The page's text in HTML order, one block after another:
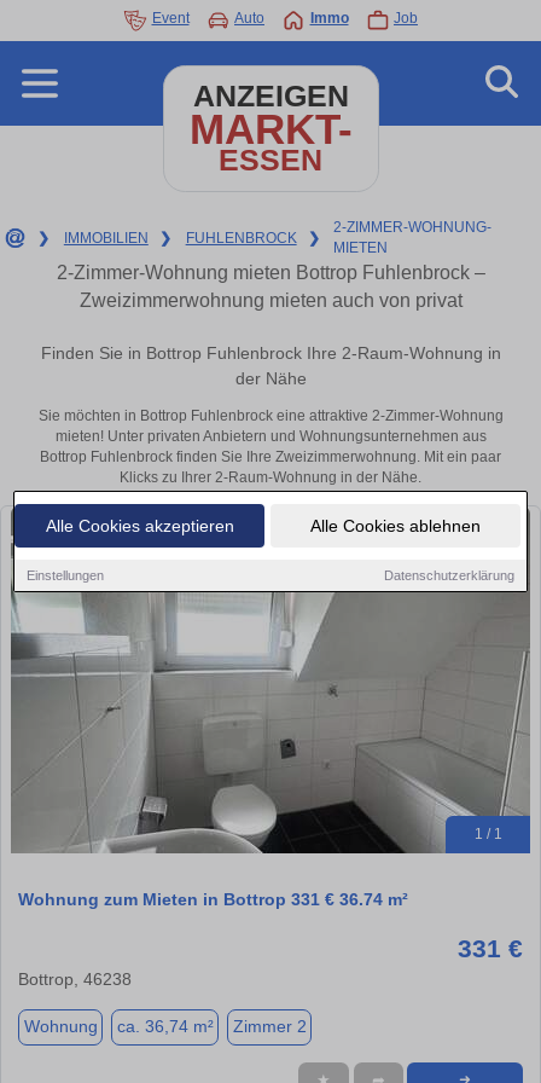
Alle Cookies akzeptieren Alle Cookies ablehnen
Einstellungen Datenschutzerklärung
Event Auto Immo Job
ANZEIGEN
MARKT-
ESSEN
❯ IMMOBILIEN ❯ FUHLENBROCK ❯
2-ZIMMER-WOHNUNG-
MIETEN
2-Zimmer-Wohnung mieten Bottrop Fuhlenbrock –
Zweizimmerwohnung mieten auch von privat
Finden Sie in Bottrop Fuhlenbrock Ihre 2-Raum-Wohnung in
der Nähe
Sie möchten in Bottrop Fuhlenbrock eine attraktive 2-Zimmer-Wohnung
mieten! Unter privaten Anbietern und Wohnungsunternehmen aus
Bottrop Fuhlenbrock finden Sie Ihre Zweizimmerwohnung. Mit ein paar
Klicks zu Ihrer 2-Raum-Wohnung in der Nähe.
1 / 1
Wohnung zum Mieten in Bottrop 331 € 36.74 m²
331 €
Bottrop, 46238
Wohnung ca. 36,74 m² Zimmer 2